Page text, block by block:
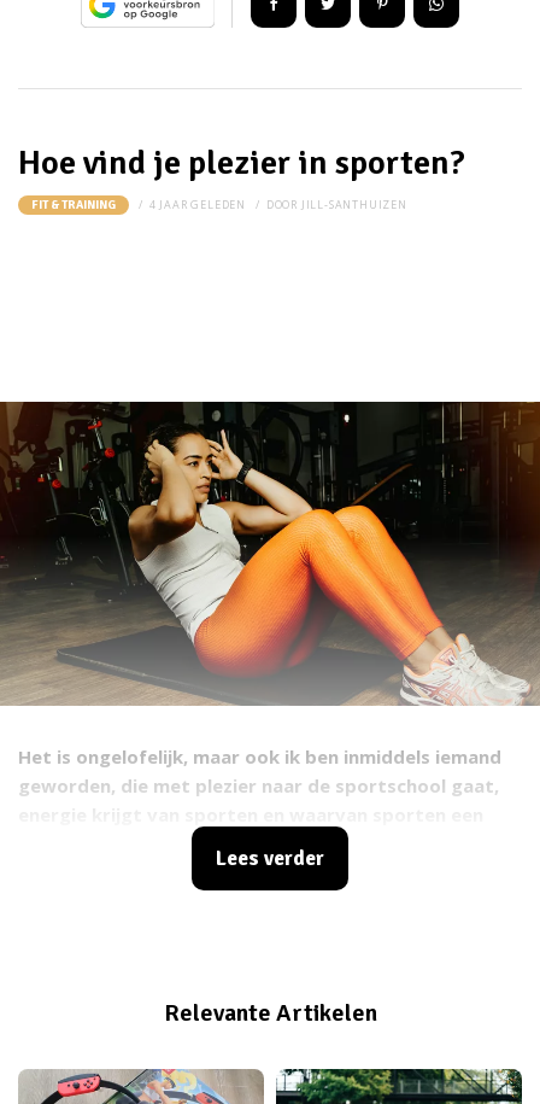
Hoe vind je plezier in sporten?
FIT & TRAINING 4 JAAR GELEDEN DOOR JILL-SANTHUIZEN
Het is ongelofelijk, maar ook ik ben inmiddels iemand
geworden, die met plezier naar de sportschool gaat,
vaste prik in de agenda is. Dat had ik een twee jaar
geleden nooit gedacht. Ik moest mezelf letterlijk
Lees verder
Relevante Artikelen